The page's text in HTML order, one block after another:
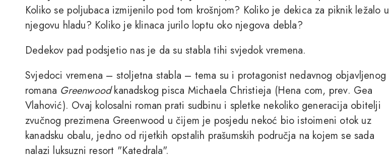
Koliko se poljubaca izmijenilo pod tom krošnjom? Koliko je dekica za piknik ležalo u
njegovu hladu? Koliko je klinaca jurilo loptu oko njegova debla?
Dedekov pad podsjetio nas je da su stabla tihi svjedok vremena.
Svjedoci vremena – stoljetna stabla – tema su i protagonist nedavnog objavljenog
romana Greenwoodkanadskog pisca Michaela Christieja (Hena com, prev. Gea
Vlahović). Ovaj kolosalni roman prati sudbinu i spletke nekoliko generacija obitelji
zvučnog prezimena Greenwood u čijem je posjedu nekoć bio istoimeni otok uz
kanadsku obalu, jedno od rijetkih opstalih prašumskih područja na kojem se sada
nalazi luksuzni resort "Katedrala".